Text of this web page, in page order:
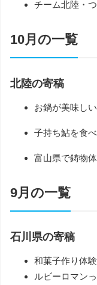
チーム北陸・
10月の一覧
北陸の寄稿
お鍋が美味し
子持ち鮎を食
富山県で鋳物体
9月の一覧
石川県の寄稿
和菓子作り体験
ルビーロマン